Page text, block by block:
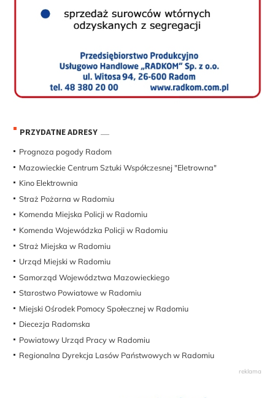
PRZYDATNE ADRESY
Prognoza pogody Radom
Mazowieckie Centrum Sztuki Współczesnej "Eletrowna"
Kino Elektrownia
Straż Pożarna w Radomiu
Komenda Miejska Policji w Radomiu
Komenda Wojewódzka Policji w Radomiu
Straż Miejska w Radomiu
Urząd Miejski w Radomiu
Samorząd Województwa Mazowieckiego
Starostwo Powiatowe w Radomiu
Miejski Ośrodek Pomocy Społecznej w Radomiu
Diecezja Radomska
Powiatowy Urząd Pracy w Radomiu
Regionalna Dyrekcja Lasów Państwowych w Radomiu